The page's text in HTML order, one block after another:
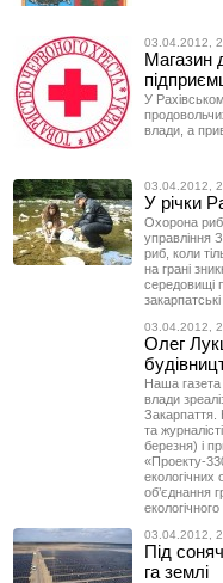
03.04.2012,
Магазин
У
влади, а
03.04.2012,
У річки
Охорона
управління
риб, коли
на грані
середовищі
03.04.2012,
Олег
Наша газета
влади
Закарпаття.
та
березня) і
«Проекту-
екологічних
об’єднання
03.04.2012,
Під
га землі